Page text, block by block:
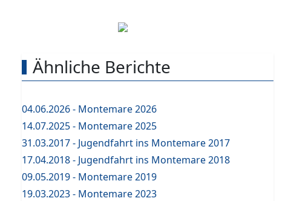
Ähnliche Berichte
04.06.2026 - Montemare 2026
14.07.2025 - Montemare 2025
31.03.2017 - Jugendfahrt ins Montemare 2017
17.04.2018 - Jugendfahrt ins Montemare 2018
09.05.2019 - Montemare 2019
19.03.2023 - Montemare 2023